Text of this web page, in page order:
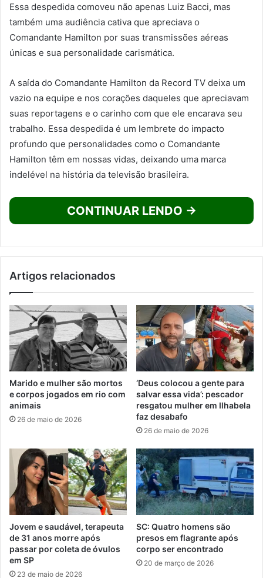
Essa despedida comoveu não apenas Luiz Bacci, mas
também uma audiência cativa que apreciava o
Comandante Hamilton por suas transmissões aéreas
únicas e sua personalidade carismática.
A saída do Comandante Hamilton da Record TV deixa um
vazio na equipe e nos corações daqueles que apreciavam
suas reportagens e o carinho com que ele encarava seu
trabalho. Essa despedida é um lembrete do impacto
profundo que personalidades como o Comandante
Hamilton têm em nossas vidas, deixando uma marca
indelével na história da televisão brasileira.
CONTINUAR LENDO →
Artigos relacionados
Marido e mulher são mortos
e corpos jogados em rio com
animais
26 de maio de 2026
‘Deus colocou a gente para
salvar essa vida’: pescador
resgatou mulher em Ilhabela
faz desabafo
26 de maio de 2026
Jovem e saudável, terapeuta
de 31 anos morre após
passar por coleta de óvulos
em SP
23 de maio de 2026
SC: Quatro homens são
presos em flagrante após
corpo ser encontrado
20 de março de 2026